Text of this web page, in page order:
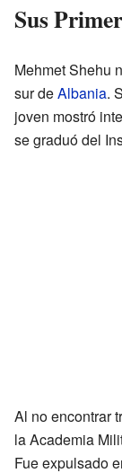
Sus
Mehmet Shehu
sur deAlbania.
joven mostró
se graduó del
Al no encontrar
la Academia
Fue expulsado